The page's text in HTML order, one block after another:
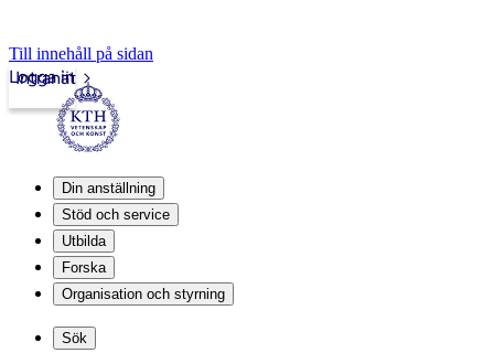
Till innehåll på sidan
Intranät
Logga in
Din anställning
Stöd och service
Utbilda
Forska
Organisation och styrning
Sök